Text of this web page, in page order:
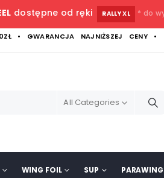
dostępne od ręki RALLY XL * do
• GWARANCJA NAJNIŻSZEJ CENY •
All Categories
WING FOIL SUP PARAWING